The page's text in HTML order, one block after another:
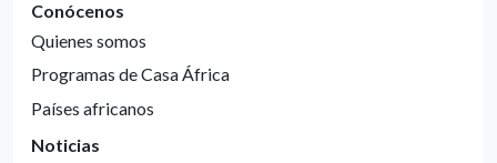
Conócenos
Quienes somos
Programas de Casa África
Países africanos
Noticias